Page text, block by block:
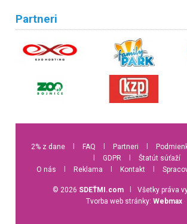
Partneri
2% z dane FAQ Partneri
GDPR
Štatút súťaží
O nás
Reklama Kontakt
© 2026 SDEŤMI.com
Všetky práva
Tvorba web stránky: Webmax